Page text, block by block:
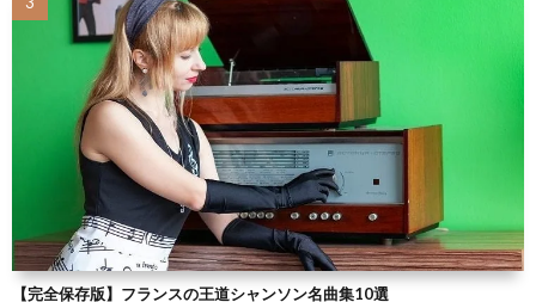
【完全保存版】フランスの王道シャンソン名曲集10選